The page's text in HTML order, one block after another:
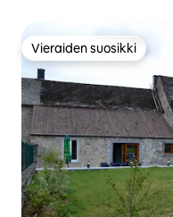
Vieraiden suosikki
Vieraiden suosikki